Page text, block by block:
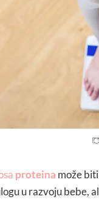
proteina može
u razvoju bebe,